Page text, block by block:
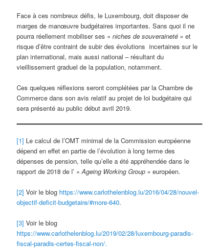
Face à ces nombreux défis, le Luxembourg, doit disposer de
marges de manœuvre budgétaires importantes. Sans quoi il ne
pourra réellement mobiliser ses «niches de souveraineté » et
risque d’être contraint de subir des évolutions incertaines sur le
plan international, mais aussi national – résultant du
vieillissement graduel de la population, notamment.
Ces quelques réflexions seront complétées par la Chambre de
Commerce dans son avis relatif au projet de loi budgétaire qui
sera présenté au public début avril 2019.
[1] Le calcul de l’OMT minimal de la Commission européenne
dépend en effet en partie de l’évolution à long terme des
dépenses de pension, telle qu’elle a été appréhendée dans le
rapport de 2018 de l’ «Ageing Working Group » européen.
[2] Voir le blog https://www.carlothelenblog.lu/2016/04/28/nouvel-
objectif-deficit-budgetaire/#more-640.
[3] Voir le blog
https://www.carlothelenblog.lu/2019/02/28/luxembourg-paradis-
fiscal-paradis-certes-fiscal-non/.